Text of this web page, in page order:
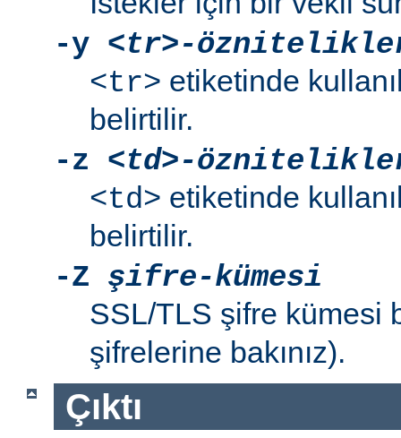
-y <tr>-
<tr> etiketinde
belirtilir.
-z
<td>-
<td> etiketinde
belirtilir.
-Z şifre-kümesi
SSL/TLS şifre kümesi
şifrelerine bakınız).
Çıktı